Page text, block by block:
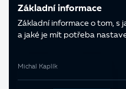
Základní informace
Základní informace o tom, s
a jaké je mít potřeba
Michal Kaplík